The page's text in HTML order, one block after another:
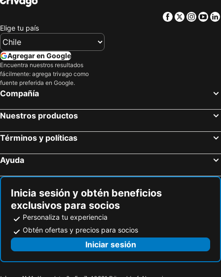
Facebook
Twitter
Elige tu país
Agregar en Google
Encuentra nuestros resultados
fácilmente: agrega trivago como
fuente preferida en Google.
Compañía
Nuestros productos
Términos y políticas
Ayuda
Inicia sesión y obtén beneficios
exclusivos para socios
Personaliza tu experiencia
Obtén ofertas y precios para socios
Iniciar sesión